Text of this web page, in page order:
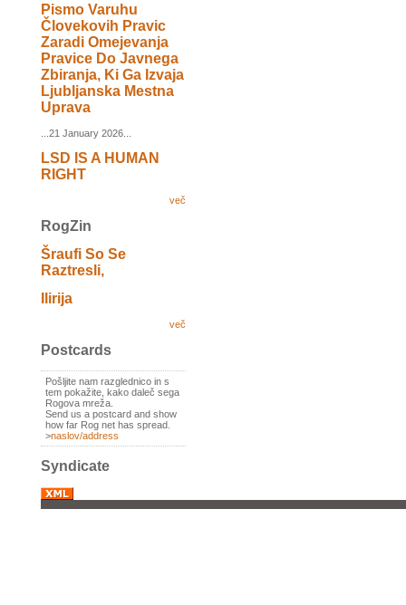
Pismo Varuhu
Človekovih Pravic
Zaradi Omejevanja
Pravice Do Javnega
Zbiranja, Ki Ga Izvaja
Ljubljanska Mestna
Uprava
...21 January 2026...
LSD IS A HUMAN
RIGHT
več
RogZin
Šraufi So Se
Raztresli,
Ilirija
več
Postcards
Pošljite nam razglednico in s
tem pokažite, kako daleč sega
Rogova mreža.
Send us a postcard and show
how far Rog net has spread.
>naslov/address
Syndicate